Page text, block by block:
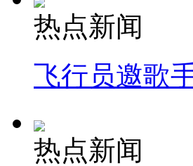
热点新闻
飞行员邀歌
热点新闻